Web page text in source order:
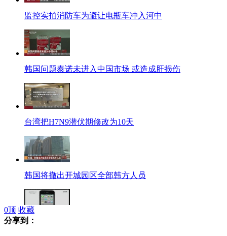
监控实拍消防车为避让电瓶车冲入河中
韩国问题泰诺未进入中国市场 或造成肝损伤
台湾把H7N9潜伏期修改为10天
韩国将撤出开城园区全部韩方人员
0顶 收藏
分享到：